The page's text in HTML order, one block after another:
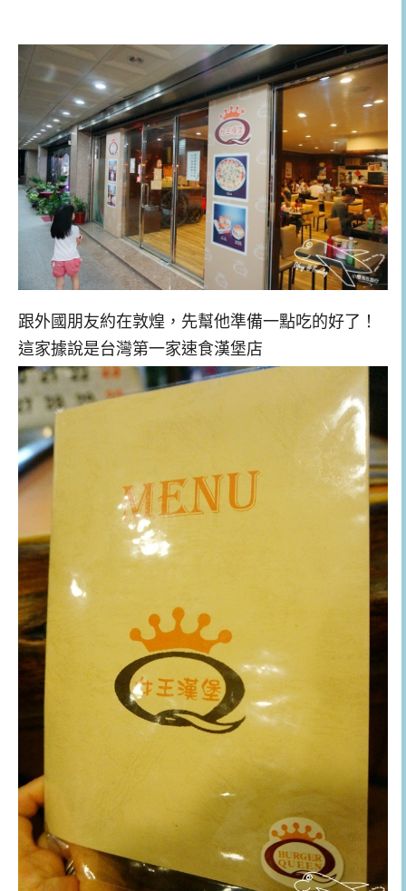
跟外國朋友約在敦煌，先幫他準備一點吃的好了！
這家據說是台灣第一家速食漢堡店